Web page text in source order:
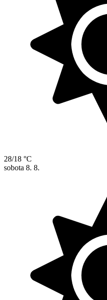
28/18 °C
sobota 8. 8.